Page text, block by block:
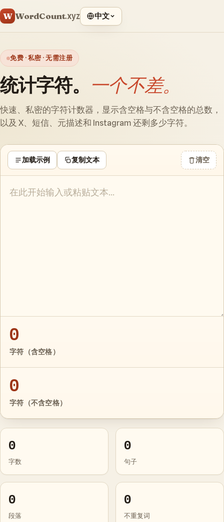
W WordCount.xyz 中文
免费 · 私密 · 无需注册
统计字符。 一个不差。
快速、私密的字符计数器，显示含空格与不含空格的总数，
以及 X、短信、元描述和 Instagram 还剩多少字符。
加载示例 复制文本 清空
0
字符（含空格）
0
字符（不含空格）
0
字数
0
句子
0
段落
0
不重复词